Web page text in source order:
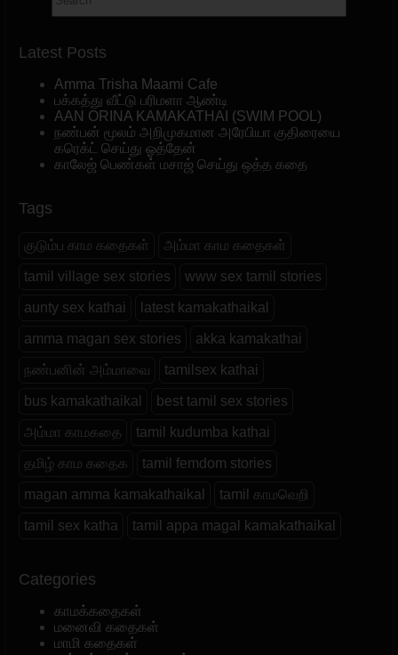
Latest Posts
Amma Trisha Maami Cafe
பக்கத்து வீட்டு பரிமளா ஆண்டி
AAN ORINA KAMAKATHAI (SWIM POOL)
நண்பன் மூலம் அறிமுகமான அரேபியா குதிரையை
கரெக்ட் செய்து ஓத்தேன்
காலேஜ் பெண்கள் மசாஜ் செய்து ஒத்த கதை
Tags
குடும்ப காம கதைகள் அம்மா காம கதைகள்
tamil village sex stories www sex tamil stories
aunty sex kathai latest kamakathaikal
amma magan sex stories akka kamakathai
நண்பனின் அம்மாவை tamilsex kathai
bus kamakathaikal best tamil sex stories
அம்மா காமகதை tamil kudumba kathai
தமிழ் காம கதைக tamil femdom stories
magan amma kamakathaikal tamil காமவெறி
tamil sex katha tamil appa magal kamakathaikal
Categories
காமக்கதைகள்
மனைவி கதைகள்
மாமி கதைகள்